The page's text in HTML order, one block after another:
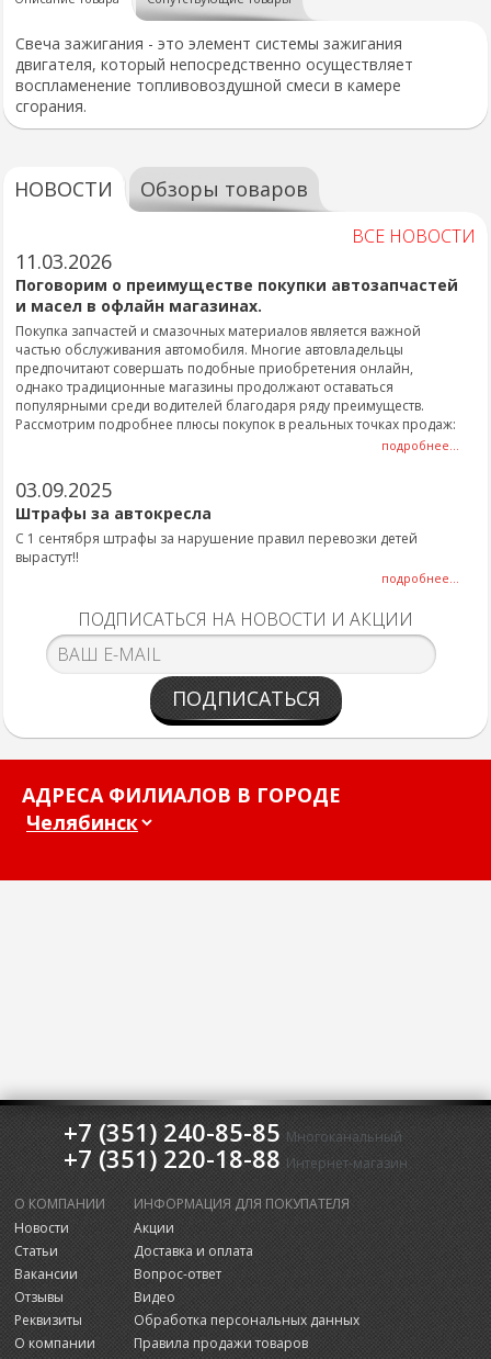
Свеча зажигания - это элемент системы зажигания
двигателя, который непосредственно осуществляет
воспламенение топливовоздушной смеси в камере
сгорания.
НОВОСТИ Обзоры товаров
ВСЕ НОВОСТИ
11.03.2026
Поговорим о преимуществе покупки автозапчастей
и масел в офлайн магазинах.
Покупка запчастей и смазочных материалов является важной
частью обслуживания автомобиля. Многие автовладельцы
предпочитают совершать подобные приобретения онлайн,
однако традиционные магазины продолжают оставаться
популярными среди водителей благодаря ряду преимуществ.
Рассмотрим подробнее плюсы покупок в реальных точках продаж:
подробнее...
03.09.2025
Штрафы за автокресла
С 1 сентября штрафы за нарушение правил перевозки детей
вырастут!!
подробнее...
ПОДПИСАТЬСЯ НА НОВОСТИ И АКЦИИ
ПОДПИСАТЬСЯ
АДРЕСА ФИЛИАЛОВ В ГОРОДЕ
+7 (351) 240-85-85 Многоканальный
+7 (351) 220-18-88 Интернет-магазин
О КОМПАНИИ
Новости
Статьи
Вакансии
Отзывы
Реквизиты
О компании
ИНФОРМАЦИЯ ДЛЯ ПОКУПАТЕЛЯ
Акции
Доставка и оплата
Вопрос-ответ
Видео
Обработка персональных данных
Правила продажи товаров